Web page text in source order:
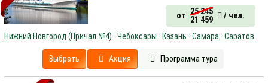
от 25 245
21 459
/ чел.
Нижний Новгород (Причал №4) · Чебоксары · Казань · Самара · Саратов
Выбрать Акция Программа тура